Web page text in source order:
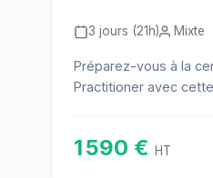
3 jours (21h) Mixte
Préparez-vous à la
Practitioner avec
1 590 € HT